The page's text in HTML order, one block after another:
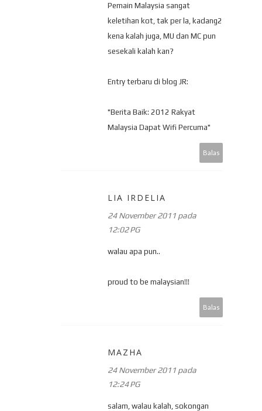
Pemain Malaysia sangat
keletihan kot, tak per la, kadang2
kena kalah juga, MU dan MC pun
sesekali kalah kan?
Entry terbaru di blog JR:
"Berita Baik: 2012 Rakyat
Malaysia Dapat Wifi Percuma"
Balas
LIA IRDELIA
24 November 2011 pada
12:02 PG
walau apa pun..
proud to be malaysian!!!
Balas
MAZHA
24 November 2011 pada
12:24 PG
salam, walau kalah, sokongan